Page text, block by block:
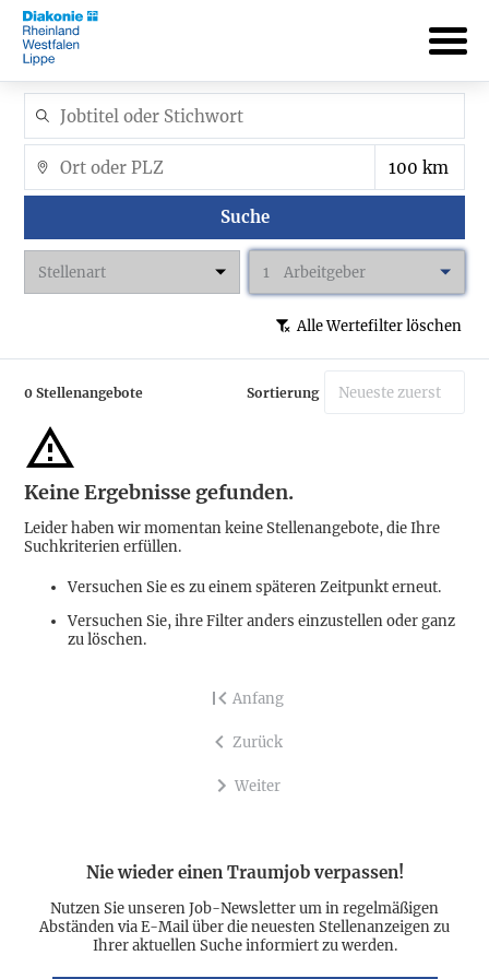
Suche
Stellenart 1 Arbeitgeber
Alle Wertefilter löschen
0 Stellenangebote Sortierung
Keine Ergebnisse gefunden.
Leider haben wir momentan keine Stellenangebote, die Ihre
Suchkriterien erfüllen.
Versuchen Sie es zu einem späteren Zeitpunkt erneut.
Versuchen Sie, ihre Filter anders einzustellen oder ganz
zu löschen.
Anfang
Zurück
Weiter
Nie wieder einen Traumjob verpassen!
Nutzen Sie unseren Job-Newsletter um in regelmäßigen
Abständen via E-Mail über die neuesten Stellenanzeigen zu
Ihrer aktuellen Suche informiert zu werden.